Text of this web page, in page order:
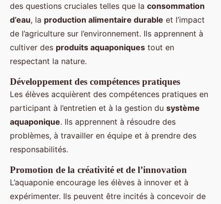
des questions cruciales telles que la consommation
d’eau, la production alimentaire durable et l’impact
de l’agriculture sur l’environnement. Ils apprennent à
cultiver des produits aquaponiques tout en
respectant la nature.
Développement des compétences pratiques
Les élèves acquièrent des compétences pratiques en
participant à l’entretien et à la gestion du système
aquaponique. Ils apprennent à résoudre des
problèmes, à travailler en équipe et à prendre des
responsabilités.
Promotion de la créativité et de l’innovation
L’aquaponie encourage les élèves à innover et à
expérimenter. Ils peuvent être incités à concevoir de